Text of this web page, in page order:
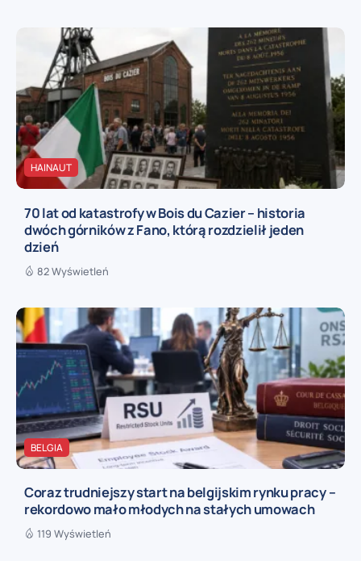
HAINAUT
70 lat od katastrofy w Bois du Cazier – historia
dwóch górników z Fano, którą rozdzielił jeden
dzień
82 Wyświetleń
BELGIA
Coraz trudniejszy start na belgijskim rynku pracy –
rekordowo mało młodych na stałych umowach
119 Wyświetleń